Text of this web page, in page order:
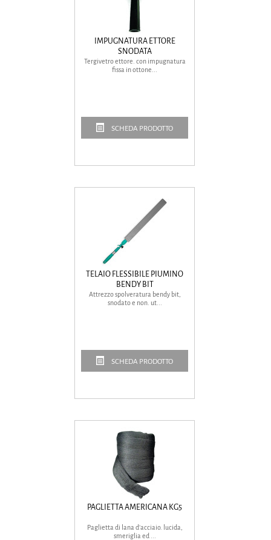
IMPUGNATURA ETTORE
SNODATA
Tergivetro ettore. con impugnatura
fissa in ottone...
SCHEDA PRODOTTO
TELAIO FLESSIBILE PIUMINO
BENDY BIT
Attrezzo spolveratura bendy bit,
snodato e non. ut...
SCHEDA PRODOTTO
PAGLIETTA AMERICANA KG5
Paglietta di lana d’acciaio. lucida,
smeriglia ed ...